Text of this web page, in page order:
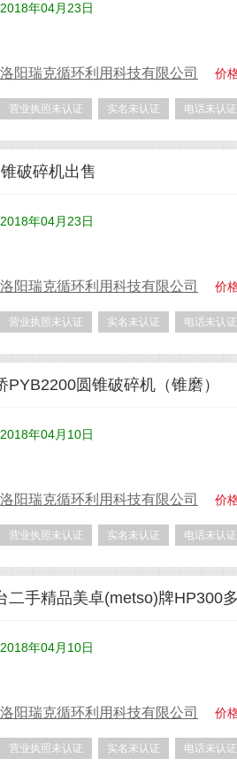
2018年04月23日
洛阳瑞克循环利用科技有限公司 价
营业执照未认证 实名未认证 电话未认证
破碎机出售
2018年04月23日
洛阳瑞克循环利用科技有限公司 价
营业执照未认证 实名未认证 电话未认证
圆锥破碎机（锥磨）
2018年04月10日
洛阳瑞克循环利用科技有限公司 价
营业执照未认证 实名未认证 电话未认证
二手精品美卓(metso)牌HP300
2018年04月10日
洛阳瑞克循环利用科技有限公司 价
营业执照未认证 实名未认证 电话未认证